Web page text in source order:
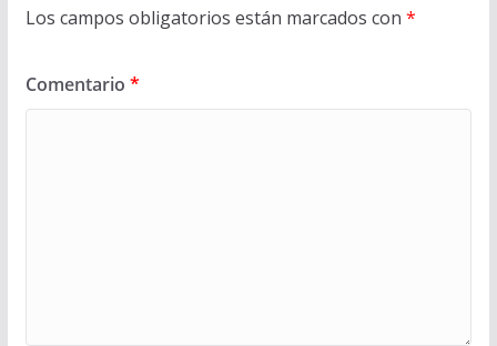
Los campos obligatorios están marcados con *
Comentario *